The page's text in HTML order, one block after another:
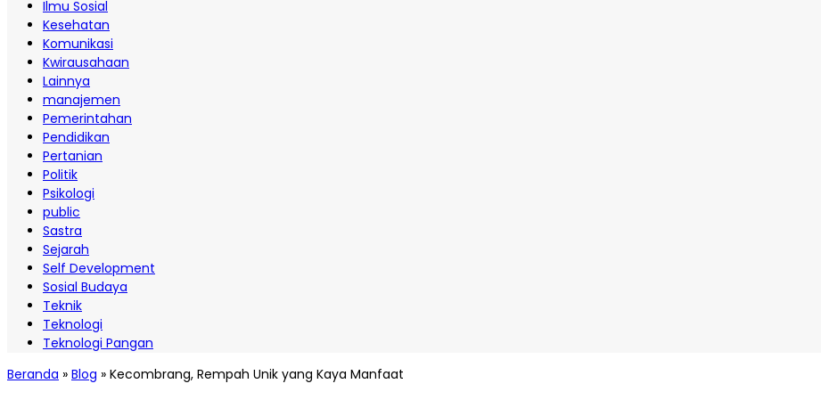
Ilmu Sosial
Kesehatan
Komunikasi
Kwirausahaan
Lainnya
manajemen
Pemerintahan
Pendidikan
Pertanian
Politik
Psikologi
public
Sastra
Sejarah
Self Development
Sosial Budaya
Teknik
Teknologi
Teknologi Pangan
Beranda » Blog » Kecombrang, Rempah Unik yang Kaya Manfaat